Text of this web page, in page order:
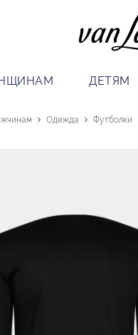
ДЕТЯМ
Одежда Футболки